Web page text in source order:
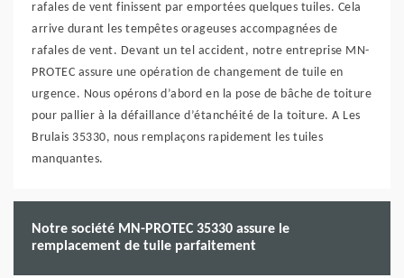
rafales de vent finissent par emportées quelques tuiles. Cela
arrive durant les tempêtes orageuses accompagnées de
rafales de vent. Devant un tel accident, notre entreprise MN-
PROTEC assure une opération de changement de tuile en
urgence. Nous opérons d’abord en la pose de bâche de toiture
pour pallier à la défaillance d’étanchéité de la toiture. A Les
Brulais 35330, nous remplaçons rapidement les tuiles
manquantes.
Notre société MN-PROTEC 35330 assure le
remplacement de tuile parfaitement